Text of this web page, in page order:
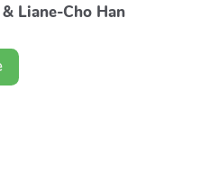
Liane-Cho Han